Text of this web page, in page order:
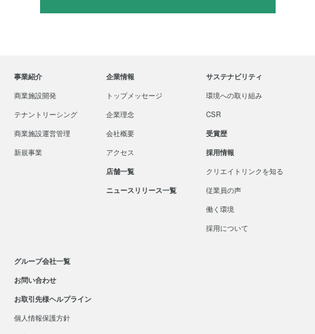
事業紹介
商業施設開発
テナントリーシング
商業施設運営管理
新規事業
企業情報
トップメッセージ
企業理念
会社概要
アクセス
店舗一覧
ニュースリリース一覧
サステナビリティ
環境への取り組み
CSR
受賞歴
採用情報
クリエイトリンクを知る
従業員の声
働く環境
採用について
グループ会社一覧
お問い合わせ
お取引先様ヘルプライン
個人情報保護方針